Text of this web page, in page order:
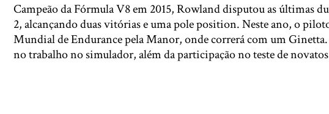
Campeão da Fórmula V8 em 2015, Rowland disputou as últimas
2, alcançando duas vitórias e uma pole position. Neste ano, o
Mundial de Endurance pela Manor, onde correrá com um
no trabalho no simulador, além da participação no teste de